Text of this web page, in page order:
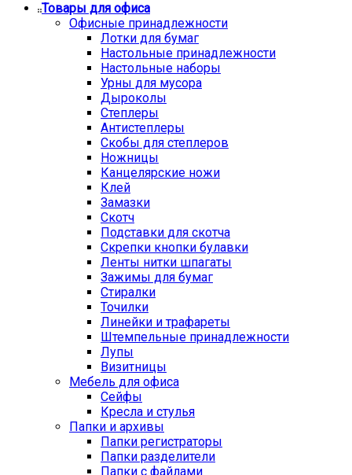
Товары для офиса
Офисные принадлежности
Лотки для бумаг
Настольные принадлежности
Настольные наборы
Урны для мусора
Дыроколы
Степлеры
Антистеплеры
Скобы для степлеров
Ножницы
Канцелярские ножи
Клей
Замазки
Скотч
Подставки для скотча
Скрепки кнопки булавки
Ленты нитки шпагаты
Зажимы для бумаг
Стиралки
Точилки
Линейки и трафареты
Штемпельные принадлежности
Лупы
Визитницы
Мебель для офиса
Сейфы
Кресла и стулья
Папки и архивы
Папки регистраторы
Папки разделители
Папки с файлами